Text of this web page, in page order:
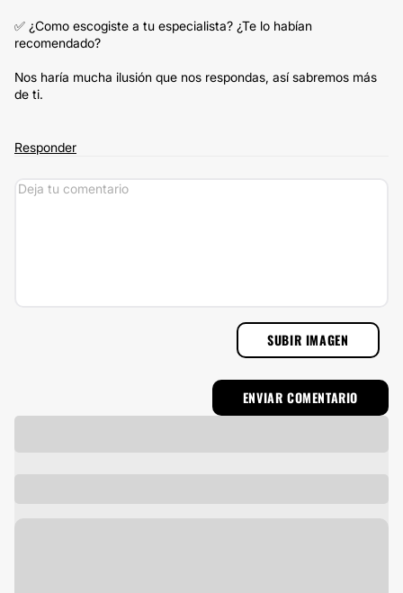
✅ ¿Como escogiste a tu especialista? ¿Te lo habían
recomendado?
Nos haría mucha ilusión que nos respondas, así sabremos más
de ti.
Responder
SUBIR IMAGEN